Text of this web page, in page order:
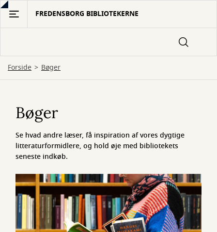
Gå
hovedindhold
FREDENSBORG BIBLIOTEKERNE
Forside Bøger
Bøger
Se hvad andre læser, få inspiration af vores dygtige
litteraturformidlere, og hold øje med bibliotekets
seneste indkøb.